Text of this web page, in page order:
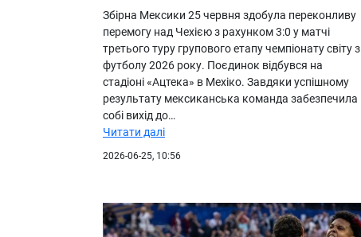
Збірна Мексики 25 червня здобула переконливу
перемогу над Чехією з рахунком 3:0 у матчі
третього туру групового етапу чемпіонату світу з
футболу 2026 року. Поєдинок відбувся на
стадіоні «Ацтека» в Мехіко. Завдяки успішному
результату мексиканська команда забезпечила
собі вихід до…
Читати далі
2026-06-25, 10:56